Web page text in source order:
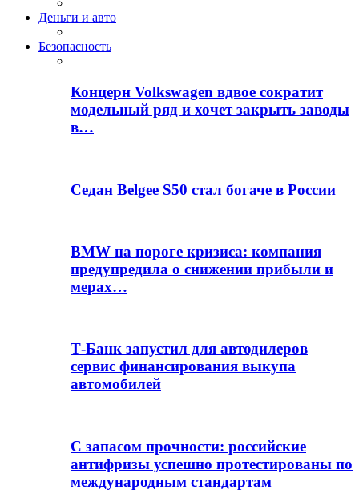
Деньги и авто
Безопасность
Концерн Volkswagen вдвое сократит
модельный ряд и хочет закрыть заводы
в…
Седан Belgee S50 стал богаче в России
BMW на пороге кризиса: компания
предупредила о снижении прибыли и
мерах…
Т-Банк запустил для автодилеров
сервис финансирования выкупа
автомобилей
С запасом прочности: российские
антифризы успешно протестированы по
международным стандартам